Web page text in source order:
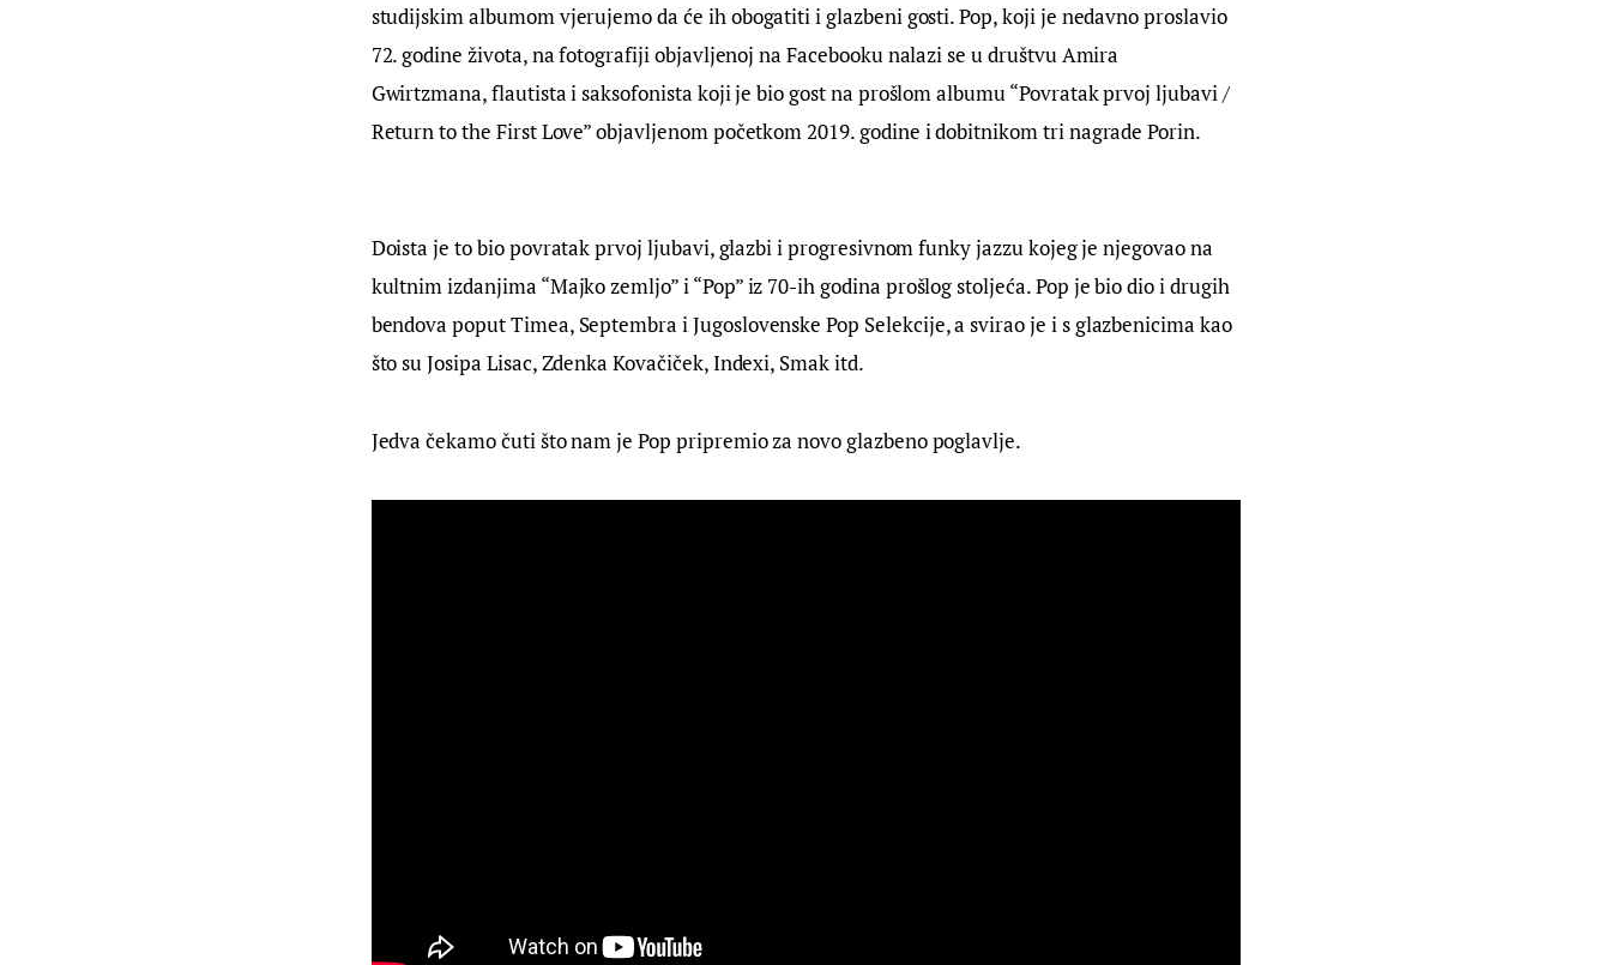
studijskim albumom vjerujemo da će ih obogatiti i glazbeni gosti. Pop, koji je nedavno proslavio
72. godine života, na fotografiji objavljenoj na Facebooku nalazi se u društvu Amira
Gwirtzmana, flautista i saksofonista koji je bio gost na prošlom albumu “Povratak prvoj ljubavi /
Return to the First Love” objavljenom početkom 2019. godine i dobitnikom tri nagrade Porin.
Doista je to bio povratak prvoj ljubavi, glazbi i progresivnom funky jazzu kojeg je njegovao na
kultnim izdanjima “Majko zemljo” i “Pop” iz 70-ih godina prošlog stoljeća. Pop je bio dio i drugih
bendova poput Timea, Septembra i Jugoslovenske Pop Selekcije, a svirao je i s glazbenicima kao
što su Josipa Lisac, Zdenka Kovačiček, Indexi, Smak itd.
Jedva čekamo čuti što nam je Pop pripremio za novo glazbeno poglavlje.